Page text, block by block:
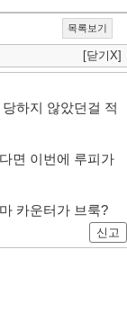
목록보기
[닫기X]
하지 않았던걸 적
면 이번에 루피가
카운터가 브룩?
신고